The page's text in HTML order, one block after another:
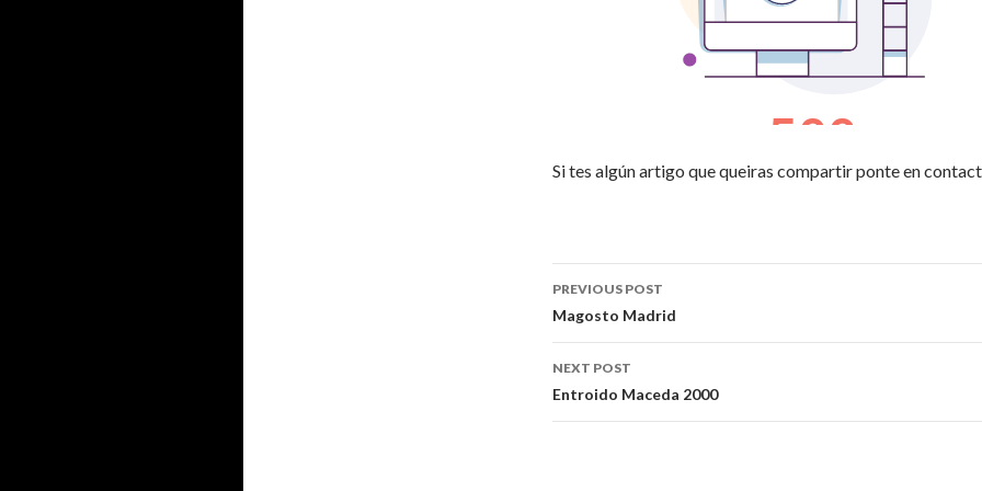
Si tes algún artigo que queiras compartir ponte en
navigation
PREVIOUS POST
Magosto Madrid
NEXT POST
Entroido Maceda 2000